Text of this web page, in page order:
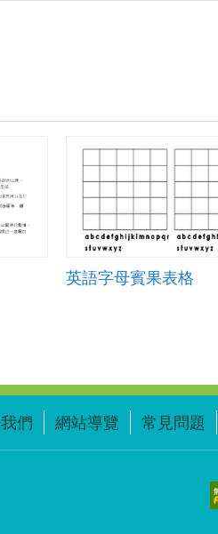
英語字母賓果表格
們 網站導覽 常見問題